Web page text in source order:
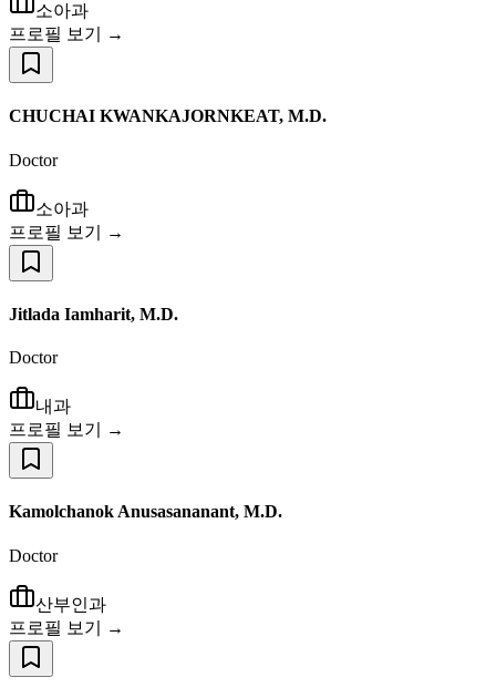
소아과
프로필 보기 →
CHUCHAI KWANKAJORNKEAT, M.D.
Doctor
소아과
프로필 보기 →
Jitlada Iamharit, M.D.
Doctor
내과
프로필 보기 →
Kamolchanok Anusasananant, M.D.
Doctor
산부인과
프로필 보기 →